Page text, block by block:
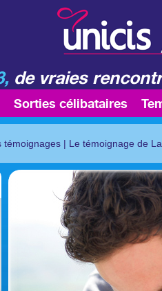
de vraies
Sorties célibataires
témoignages | Le témoignage de